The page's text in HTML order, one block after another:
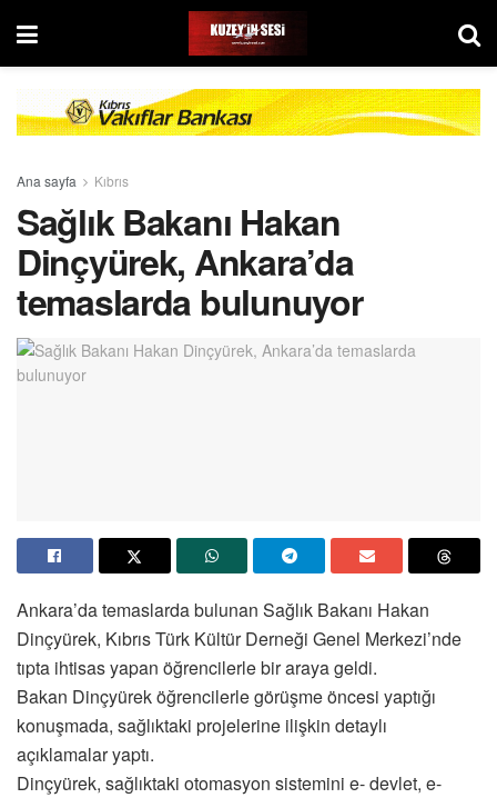
Ana sayfa Kıbrıs
Sağlık Bakanı Hakan
Dinçyürek, Ankara’da
temaslarda bulunuyor
Ankara’da temaslarda bulunan Sağlık Bakanı Hakan
Dinçyürek, Kıbrıs Türk Kültür Derneği Genel Merkezi’nde
tıpta ihtisas yapan öğrencilerle bir araya geldi.
Bakan Dinçyürek öğrencilerle görüşme öncesi yaptığı
konuşmada, sağlıktaki projelerine ilişkin detaylı
açıklamalar yaptı.
Dinçyürek, sağlıktaki otomasyon sistemini e- devlet, e-